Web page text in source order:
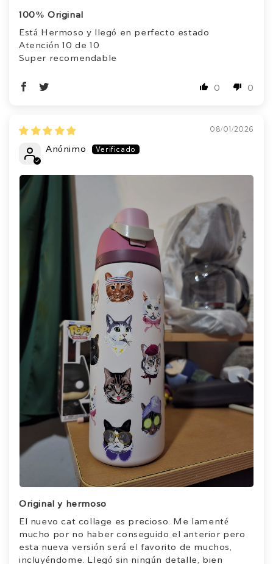
100% Original
Está Hermoso y llegó en perfecto estado
Atención 10 de 10
Super recomendable
0 0
08/01/2026
Anónimo
Original y hermoso
El nuevo cat collage es precioso. Me lamenté
mucho por no haber conseguido el anterior pero
esta nueva versión será el favorito de muchos,
incluyéndome. Llegó sin ningún detalle, bien